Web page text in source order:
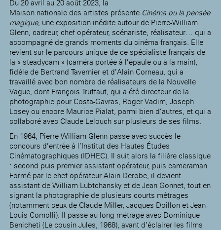
Du 20 avril au 20 août 2023, la
Maison nationale des artistes présente Cinéma ou la pensée
magique, une exposition inédite autour de Pierre-William
Glenn, cadreur, chef opérateur, scénariste, réalisateur… qui a
accompagné de grands moments du cinéma français. Elle
revient sur le parcours unique de ce spécialiste français de
la « steadycam » (caméra portée à l’épaule ou à la main),
fidèle de Bertrand Tavernier et d’Alain Corneau, qui a
travaillé avec bon nombre de réalisateurs de la Nouvelle
Vague, dont François Truffaut, qui a été directeur de la
photographie pour Costa-Gavras, Roger Vadim, Joseph
Losey ou encore Maurice Pialat, parmi bien d’autres, et qui a
collaboré avec Claude Lelouch sur plusieurs de ses films.
En 1964, Pierre-William Glenn passe avec succès le
concours d’entrée à l’Institut des Hautes Études
Cinématographiques (IDHEC). Il suit alors la filière classique
: second puis premier assistant opérateur, puis cameraman.
Formé par le chef opérateur Alain Derobe, il devient
assistant de William Lubtchansky et de Jean Gonnet, tout en
signant la photographie de plusieurs courts métrages
(notamment ceux de Claude Miller, Jacques Doillon et Jean-
Louis Comolli). Il passe au long métrage avec Dominique
Benicheti (Le cousin Jules, 1968), avant d’éclairer les films